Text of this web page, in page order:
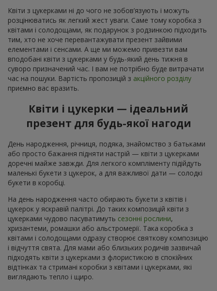
Квіти з цукерками ні до чого не зобов’язують і можуть
розцінюватись як легкий жест уваги. Саме тому коробка з
квітами і солодощами, як подарунок з родзинкою підходить
тим, хто не хоче перевантажувати презент зайвими
елементами і сенсами. А ще ми можемо привезти вам
вподобані квіти з цукерками у будь-який день тижня в
суворо призначений час. І вам не потрібно буде витрачати
час на пошуки. Вартість пропозицій з акційного розділу
приємно вас вразить.
Квіти і цукерки — ідеальний
презент для будь-якої нагоди
День народження, річниця, подяка, знайомство з батьками
або просто бажання підняти настрій — квіти з цукерками
доречні майже завжди. Для легкого компліменту підійдуть
маленькі букети з цукерок, а для важливої дати — солодкі
букети в коробці.
На день народження часто обирають букети з квітів і
цукерок у яскравій палітрі. До таких композицій квіти з
цукерками чудово пасуватимуть сезонні рослини,
хризантеми, ромашки або альстромерії. Така коробка з
квітами і солодощами одразу створює святкову композицію
і відчуття свята. Для мами або близьких родичів зазвичай
підходять квіти з цукерками з флористикою в спокійних
відтінках та стримані коробки з квітами і цукерками, які
виглядають тепло і щиро.